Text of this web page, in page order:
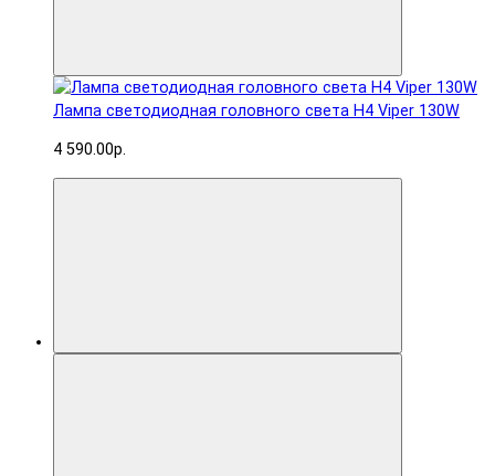
Лампа светодиодная головного света H4 Viper 130W
4 590.00р.